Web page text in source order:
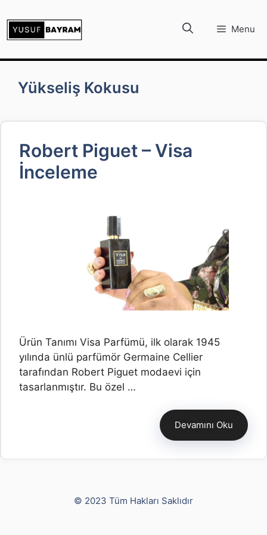
atla
Menu
Yükseliş Kokusu
Robert Piguet – Visa
İnceleme
Ürün Tanımı Visa Parfümü, ilk olarak 1945
yılında ünlü parfümör Germaine Cellier
tarafından Robert Piguet modaevi için
tasarlanmıştır. Bu özel …
Devamını Oku
© 2023 Tüm Hakları Saklıdır